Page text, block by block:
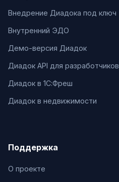
Внедрение Диадока под ключ
Внутренний ЭДО
Демо-версия Диадок
Диадок API для разработчиков
Диадок в 1С:Фреш
Диадок в недвижимости
Поддержка
О проекте